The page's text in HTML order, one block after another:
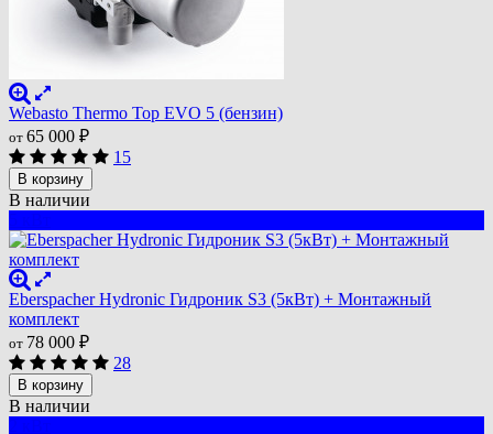
Webasto Thermo Top EVO 5 (бензин)
от 65 000 ₽
15
В корзину
В наличии
Eberspacher Hydronic Гидроник S3 (5кВт) + Монтажный
комплект
от 78 000 ₽
28
В корзину
В наличии